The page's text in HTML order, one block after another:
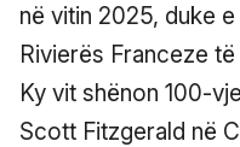
në vitin 2025, duke
Rivierës Franceze
Ky vit shënon 100-
Scott Fitzgerald në